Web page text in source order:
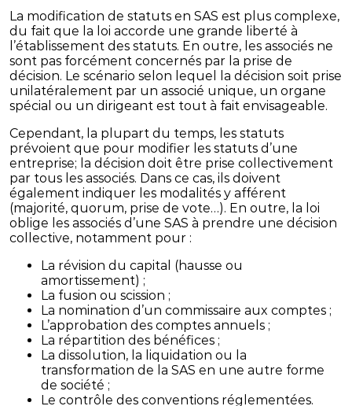
La modification de statuts en SAS est plus complexe,
du fait que la loi accorde une grande liberté à
l’établissement des statuts. En outre, les associés ne
sont pas forcément concernés par la prise de
décision. Le scénario selon lequel la décision soit prise
unilatéralement par un associé unique, un organe
spécial ou un dirigeant est tout à fait envisageable.
Cependant, la plupart du temps, les statuts
prévoient que pour modifier les statuts d’une
entreprise; la décision doit être prise collectivement
par tous les associés. Dans ce cas, ils doivent
également indiquer les modalités y afférent
(majorité, quorum, prise de vote…). En outre, la loi
oblige les associés d’une SAS à prendre une décision
collective, notamment pour :
La révision du capital (hausse ou
amortissement) ;
La fusion ou scission ;
La nomination d’un commissaire aux comptes ;
L’approbation des comptes annuels ;
La répartition des bénéfices ;
La dissolution, la liquidation ou la
transformation de la SAS en une autre forme
de société ;
Le contrôle des conventions réglementées.